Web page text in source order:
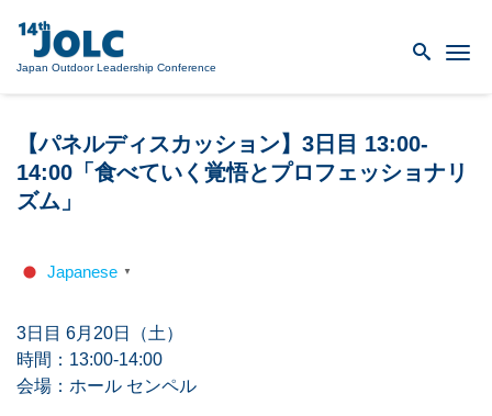
Japan Outdoor Leadership Conference
【パネルディスカッション】3日目 13:00-
14:00「食べていく覚悟とプロフェッショナリ
ズム」
Japanese ▼
3日目 6月20日（土）
時間：13:00-14:00
会場：ホール センペル